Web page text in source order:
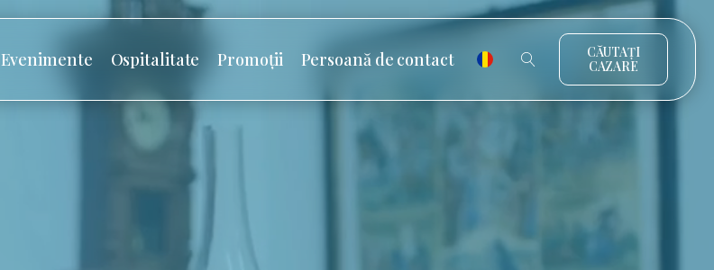
Evenimente Ospitalitate Promoții Persoană de contact
CĂUTAȚI
CAZARE